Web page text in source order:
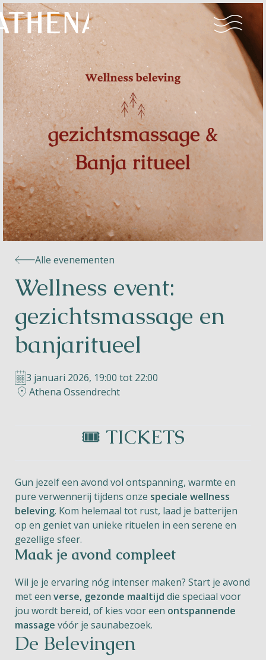
Naturisme
Community
Kalender
Parken
Le Perron
Helios
Contact
NL FR EN
Android Play Store
Alle evenementen
Wellness event:
gezichtsmassage en
banjaritueel
3 januari 2026, 19:00 tot 22:00
Athena Ossendrecht
🎟️ TICKETS
Gun jezelf een avond vol ontspanning, warmte en
pure verwennerij tijdens onze speciale wellness
beleving. Kom helemaal tot rust, laad je batterijen
op en geniet van unieke rituelen in een serene en
gezellige sfeer.
Maak je avond compleet
Wil je je ervaring nóg intenser maken? Start je avond
met een verse, gezonde maaltijd die speciaal voor
jou wordt bereid, of kies voor een ontspannende
massage vóór je saunabezoek.
De Belevingen